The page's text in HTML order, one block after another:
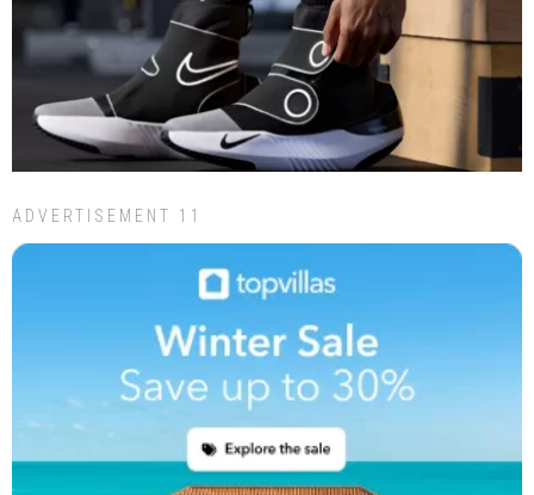
ADVERTISEMENT 11